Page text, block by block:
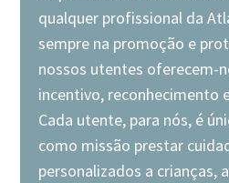
qualquer profissional da
sempre na promoção e
nossos utentes oferecem-
incentivo, reconhecimento
Cada utente, para nós, é
como missão prestar
personalizados a crianças,